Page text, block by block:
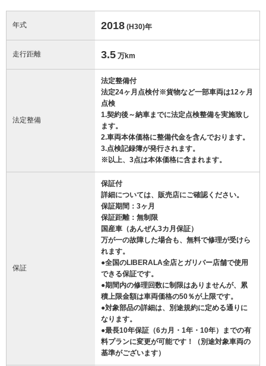
年式 2018 (H30)年
走行距離 3.5 万km
法定整備
法定整備付
法定24ヶ月点検付※貨物など一部車両は12ヶ月
点検
1.契約後～納車までに法定点検整備を実施致し
ます。
2.車両本体価格に整備代金を含んでおります。
3.点検記録簿が発行されます。
※以上、3点は本体価格に含まれます。
保証
保証付
詳細については、販売店にご確認ください。
保証期間：3ヶ月
保証距離：無制限
国産車（あんぜん3カ月保証）
万が一の故障した場合も、無料で修理が受けら
れます。
●全国のLIBERALA全店とガリバー店舗で使用
できる保証です。
●期間内の修理回数に制限はありませんが、累
積上限金額は車両価格の50％が上限です。
●対象部品の詳細は、別途規約に定める通りに
なります。
●最長10年保証（6カ月・1年・10年）までの有
料プランに変更が可能です！（別途対象車両の
基準がございます）